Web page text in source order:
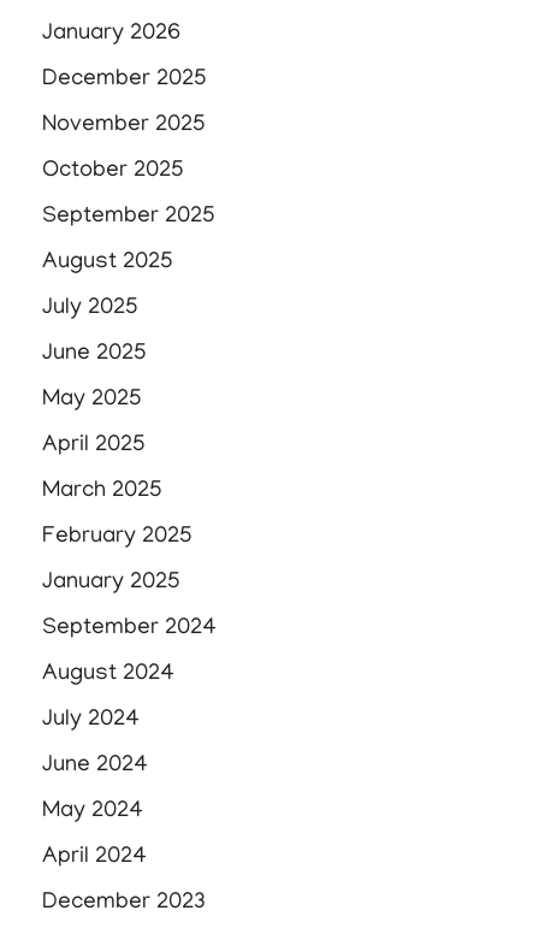
January 2026
December 2025
November 2025
October 2025
September 2025
August 2025
July 2025
June 2025
May 2025
April 2025
March 2025
February 2025
January 2025
September 2024
August 2024
July 2024
June 2024
May 2024
April 2024
December 2023